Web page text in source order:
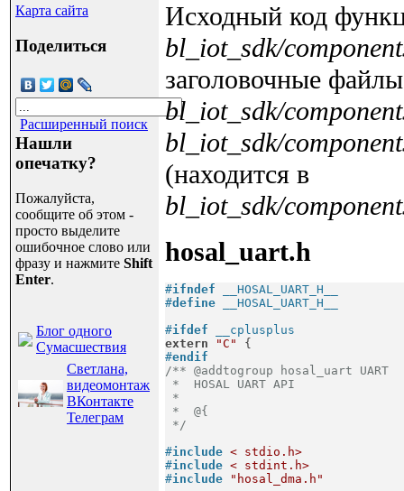
Карта сайта
Поделиться
Расширенный поиск
Нашли
опечатку?
Пожалуйста,
сообщите об этом -
просто выделите
ошибочное слово или
фразу и нажмите Shift
Enter.
Блог одного
Сумасшествия
Светлана,
видеомонтаж
ВКонтакте
Телеграм
Исходный код
bl_iot_sdk/
заголовочные
bl_iot_sdk/
bl_iot_sdk/
(находится в
bl_iot_sdk/
hosal_uart.h
#ifndef __HOSAL_UART_H__
#define __HOSAL_UART_H__
#ifdef __cplusplus
extern
"C"
{
#endif
/** @addtogroup hosal_uart UART
*  HOSAL UART API
*
*  @{
*/
#include < stdio.h>
#include < stdint.h>
#include
"hosal_dma.h"